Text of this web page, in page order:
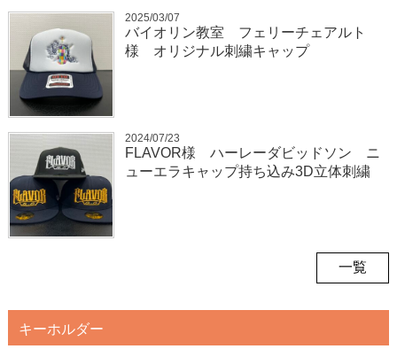
2025/03/07
バイオリン教室 フェリーチェアルト
様 オリジナル刺繍キャップ
2024/07/23
FLAVOR様 ハーレーダビッドソン ニ
ューエラキャップ持ち込み3D立体刺繍
一覧
キーホルダー